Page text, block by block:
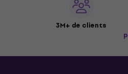
3M+ de clients